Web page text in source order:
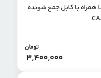
شارژر فندکی 60 وات برند LENYES همراه با کابل جمع شونده
3,400,000
تومان